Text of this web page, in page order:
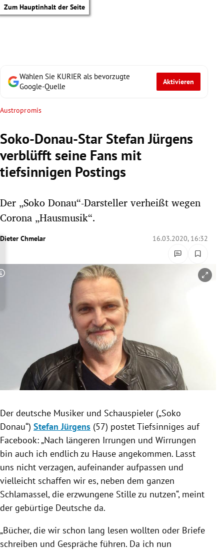
Zum Hauptinhalt der Seite
Untermenü
Untermenü
Untermenü
Untermenü
Untermenü
Wählen Sie KURIER als bevorzugte
Google-Quelle
Aktivieren
Austropromis
Soko-Donau-Star Stefan Jürgens
verblüfft seine Fans mit
tiefsinnigen Postings
Der „Soko Donau“-Darsteller verheißt wegen
Corona „Hausmusik“.
Dieter Chmelar 16.03.2020, 16:32
Copyright-Hinweis öffnen/schließen
Der deutsche Musiker und Schauspieler („Soko
Donau“) Stefan Jürgens (57) postetTiefsinniges auf
Facebook: „Nach längeren Irrungen und Wirrungen
bin auch ich endlich zu Hause angekommen. Lasst
uns nicht verzagen, aufeinander aufpassen und
vielleicht schaffen wir es, neben dem ganzen
Schlamassel, die erzwungene Stille zu nutzen“, meint
der gebürtige Deutsche da.
„Bücher, die wir schon lang lesen wollten oder Briefe
schreiben und Gespräche führen. Da ich nun